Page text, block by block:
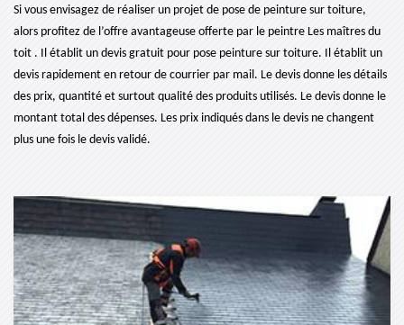
Si vous envisagez de réaliser un projet de pose de peinture sur toiture,
alors profitez de l’offre avantageuse offerte par le peintre Les maîtres du
toit . Il établit un devis gratuit pour pose peinture sur toiture. Il établit un
devis rapidement en retour de courrier par mail. Le devis donne les détails
des prix, quantité et surtout qualité des produits utilisés. Le devis donne le
montant total des dépenses. Les prix indiqués dans le devis ne changent
plus une fois le devis validé.